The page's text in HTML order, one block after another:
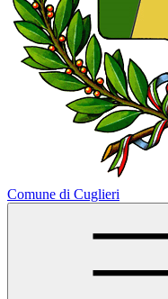
Comune di Cuglieri